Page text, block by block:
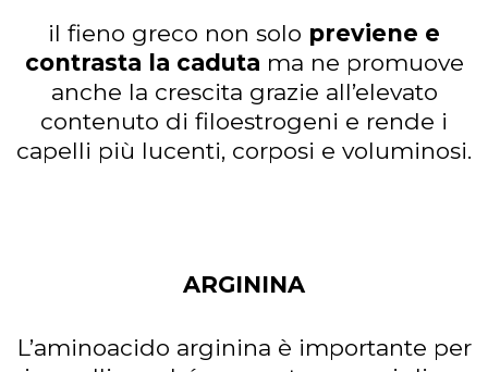
il fieno greco non solo previene e
contrasta la caduta ma ne promuove
anche la crescita grazie all’elevato
contenuto di filoestrogeni e rende i
capelli più lucenti, corposi e voluminosi.
ARGININA
L’aminoacido arginina è importante per